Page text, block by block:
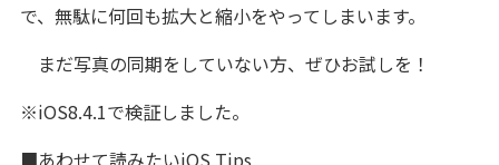
で、無駄に何回も拡大と縮小をやってしまいます。
まだ写真の同期をしていない方、ぜひお試しを！
※iOS8.4.1で検証しました。
■あわせて読みたいiOS Tips